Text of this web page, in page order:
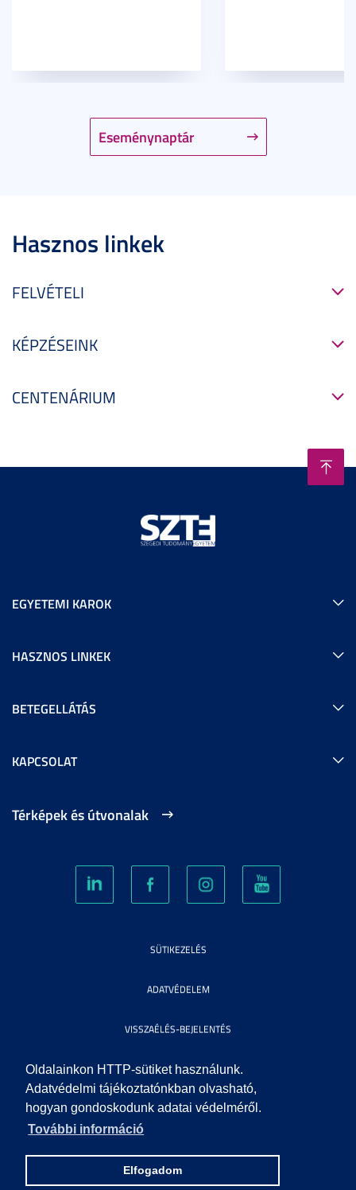
Oldalainkon HTTP-sütiket használunk.
Adatvédelmi tájékoztatónkban olvasható,
hogyan gondoskodunk adatai védelméről.
További információ
Elfogadom
Eseménynaptár
Hasznos linkek
FELVÉTELI
KÉPZÉSEINK
CENTENÁRIUM
EGYETEMI KAROK
HASZNOS LINKEK
BETEGELLÁTÁS
KAPCSOLAT
Térképek és útvonalak
SÜTIKEZELÉS
ADATVÉDELEM
VISSZAÉLÉS-BEJELENTÉS
KÖZÉRDEKŰ ADATOK
IMPRESSZUM